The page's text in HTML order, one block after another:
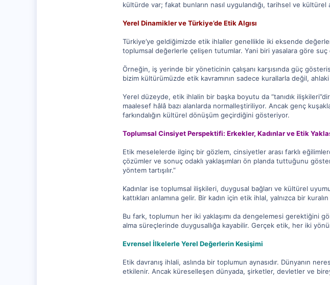
kültürde var; fakat bunların nasıl uygulandığı, tarihsel ve kültürel
Yerel Dinamikler ve Türkiye’de Etik Algısı
Türkiye’ye geldiğimizde etik ihlaller genellikle iki eksende
toplumsal değerlerle çelişen tutumlar. Yani biri yasalara göre suç
Örneğin, iş yerinde bir yöneticinin çalışanı karşısında güç
bizim kültürümüzde etik kavramının sadece kurallarla değil,
Yerel düzeyde, etik ihlalin bir başka boyutu da “tanıdık
maalesef hâlâ bazı alanlarda normalleştiriliyor. Ancak genç
farkındalığın kültürel dönüşüm geçirdiğini gösteriyor.
Toplumsal Cinsiyet Perspektifi: Erkekler, Kadınlar ve Etik
Etik meselelerde ilginç bir gözlem, cinsiyetler arası farklı
çözümler ve sonuç odaklı yaklaşımları ön planda tuttuğunu
yöntem tartışılır.”
Kadınlar ise toplumsal ilişkileri, duygusal bağları ve kültürel
kattıkları anlamına gelir. Bir kadın için etik ihlal, yalnızca bir
Bu fark, toplumun her iki yaklaşımı da dengelemesi gerektiğini
alma süreçlerinde duygusallığa kayabilir. Gerçek etik, her iki
Evrensel İlkelerle Yerel Değerlerin Kesişimi
Etik davranış ihlali, aslında bir toplumun aynasıdır. Dünyanın
etkilenir. Ancak küreselleşen dünyada, şirketler, devletler ve